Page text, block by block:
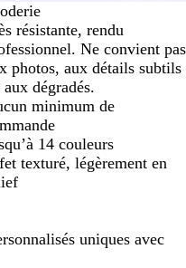
résistante, rendu
Ne convient pas
photos, aux détails subtils
aux dégradés.
minimum de
14 couleurs
texturé, légèrement en
uniques avec